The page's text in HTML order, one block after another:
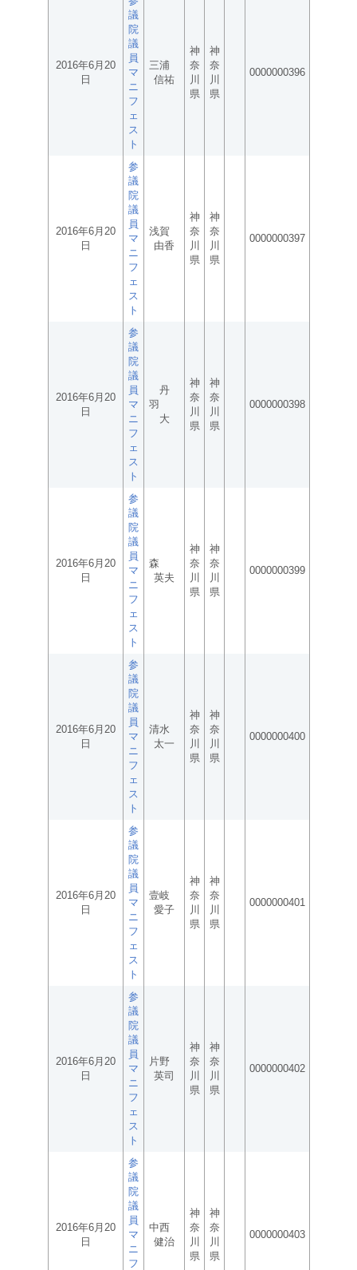
2016年6月20
日
議
院
議
員
マ
ニ
フ
ェ
ス
ト
三浦
信祐
神
奈
川
県
神
奈
川
県
0000000396
2016年6月20
日
参
議
院
議
員
マ
ニ
フ
ェ
ス
ト
浅賀
由香
神
奈
川
県
神
奈
川
県
0000000397
2016年6月20
日
参
議
院
議
員
マ
ニ
フ
ェ
ス
ト
丹
羽
大
神
奈
川
県
神
奈
川
県
0000000398
2016年6月20
日
参
議
院
議
員
マ
ニ
フ
ェ
ス
ト
森
英夫
神
奈
川
県
神
奈
川
県
0000000399
2016年6月20
日
参
議
院
議
員
マ
ニ
フ
ェ
ス
ト
清水
太一
神
奈
川
県
神
奈
川
県
0000000400
2016年6月20
日
参
議
院
議
員
マ
ニ
フ
ェ
ス
ト
壹岐
愛子
神
奈
川
県
神
奈
川
県
0000000401
2016年6月20
日
参
議
院
議
員
マ
ニ
フ
ェ
ス
ト
片野
英司
神
奈
川
県
神
奈
川
県
0000000402
2016年6月20
日
参
議
院
議
員
マ
ニ
フ
中西
健治
神
奈
川
県
神
奈
川
県
0000000403